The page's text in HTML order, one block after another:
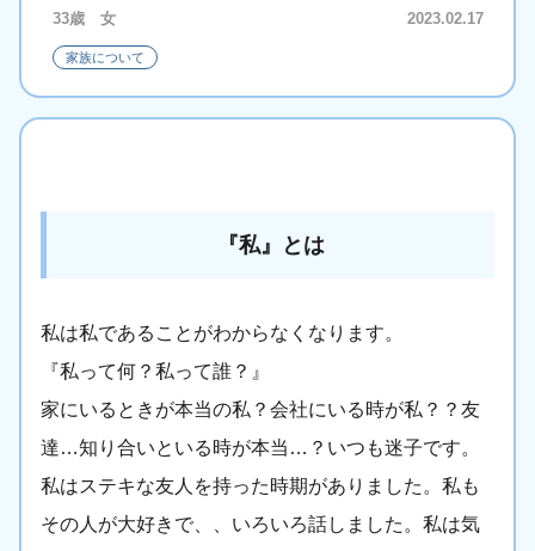
33歳 女 2023.02.17
家族について
『私』とは
私は私であることがわからなくなります。
『私って何？私って誰？』
家にいるときが本当の私？会社にいる時が私？？友
達…知り合いといる時が本当…？いつも迷子です。
私はステキな友人を持った時期がありました。私も
その人が大好きで、、いろいろ話しました。私は気